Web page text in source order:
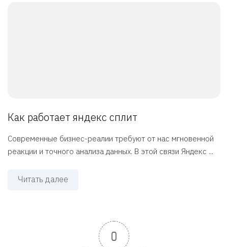
Как работает яндекс сплит
Современные бизнес-реалии требуют от нас мгновенной
реакции и точного анализа данных. В этой связи Яндекс ...
Читать далее
0